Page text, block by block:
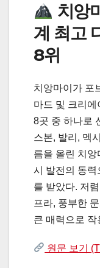
치앙
계 최고
8위
치앙마이가 포
마드 및 크리에
8곳 중 하나로
스본, 발리, 멕
름을 올린 치
시 발전의 동력
를 받았다. 저
프라, 풍부한
큰 매력으로 작
원문 보기